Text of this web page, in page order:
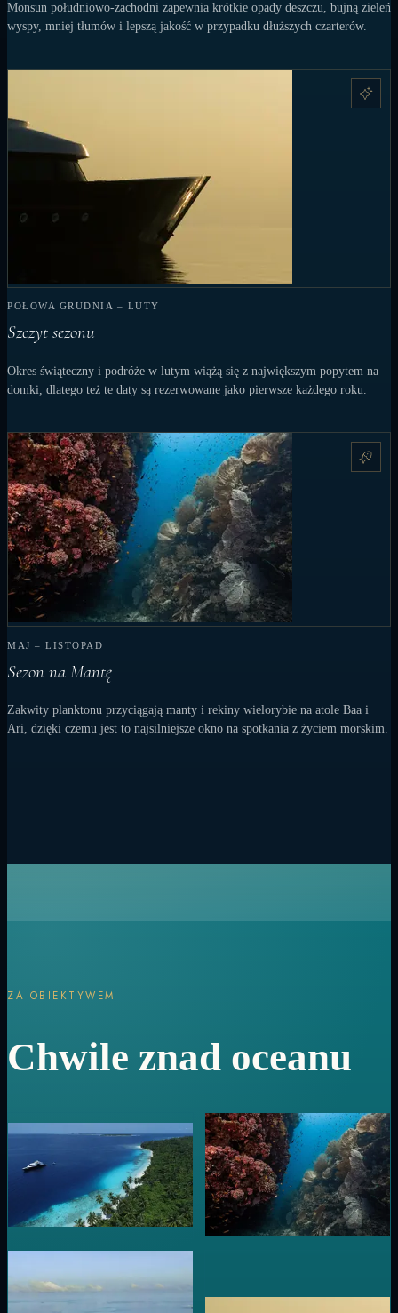
Monsun południowo-zachodni zapewnia krótkie opady deszczu, bujną zieleń
wyspy, mniej tłumów i lepszą jakość w przypadku dłuższych czarterów.
POŁOWA GRUDNIA – LUTY
Szczyt sezonu
Okres świąteczny i podróże w lutym wiążą się z największym popytem na
domki, dlatego też te daty są rezerwowane jako pierwsze każdego roku.
MAJ – LISTOPAD
Sezon na Mantę
Zakwity planktonu przyciągają manty i rekiny wielorybie na atole Baa i
Ari, dzięki czemu jest to najsilniejsze okno na spotkania z życiem morskim.
ZA OBIEKTYWEM
Chwile znad oceanu